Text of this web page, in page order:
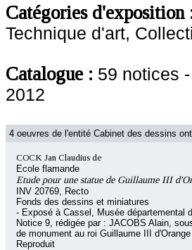
Catégories
Technique d'art,
Catalogue : 59 notices
2012
4 oeuvres de l'entité Cabinet des dessins
COCK Jan Claudius de
Ecole flamande
Etude pour une statue de Guillaume III
INV 20769, Recto
Fonds des dessins et miniatures
- Exposé à Cassel, Musée départemental
Notice 9, rédigée par : JACOBS Alain,
de monument au roi Guillaume III d'Orange
Reproduit